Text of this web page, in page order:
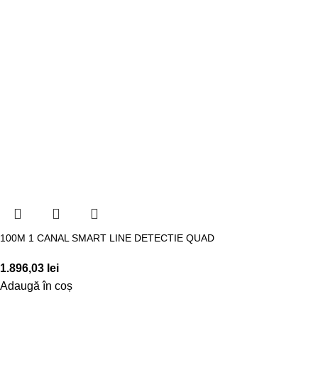
100M 1 CANAL SMART LINE DETECTIE QUAD
1.896,03 lei
Adaugă în coș